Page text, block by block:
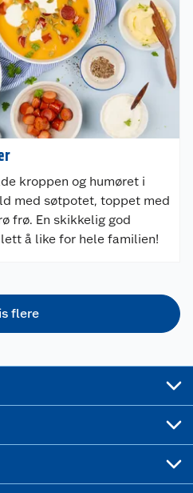
kroppen og humøret i
med søtpotet, toppet med
frø. En skikkelig god
å like for hele familien!
flere